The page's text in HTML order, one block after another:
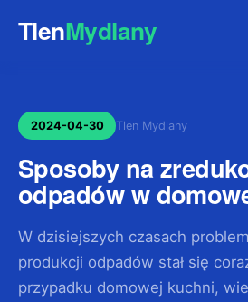
TlenMydlany
2024-04-30 Tlen Mydlany
Sposoby na
odpadów w
W dzisiejszych czasach
produkcji odpadów stał się
przypadku domowej kuchni,